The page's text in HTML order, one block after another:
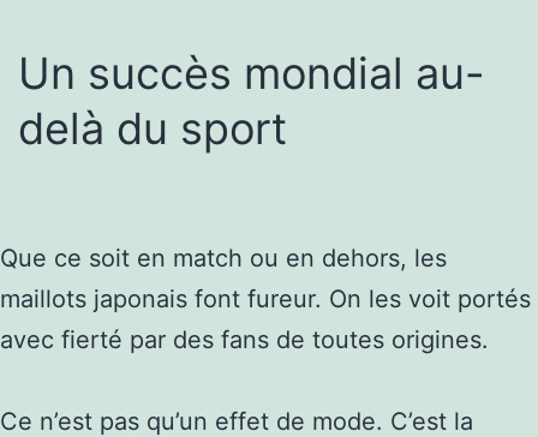
Un succès mondial au-
delà du sport
Que ce soit en match ou en dehors, les
maillots japonais font fureur. On les voit portés
avec fierté par des fans de toutes origines.
Ce n’est pas qu’un effet de mode. C’est la